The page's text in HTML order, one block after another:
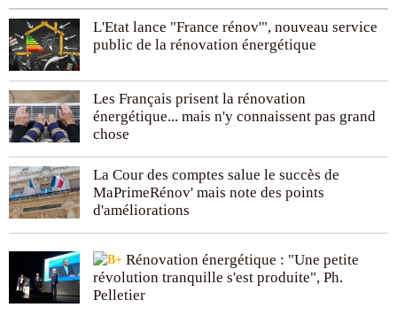
L'Etat lance "France rénov'", nouveau service
public de la rénovation énergétique
Les Français prisent la rénovation
énergétique... mais n'y connaissent pas grand
chose
La Cour des comptes salue le succès de
MaPrimeRénov' mais note des points
d'améliorations
Rénovation énergétique : "Une petite
révolution tranquille s'est produite", Ph.
Pelletier